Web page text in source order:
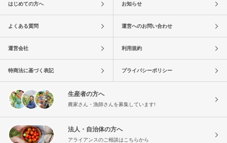
はじめての方へ お知らせ
よくある質問 運営へのお問い合わせ
運営会社 利用規約
特商法に基づく表記 プライバシーポリシー
生産者の方へ
農家さん・漁師さんを募集しています!
法人・自治体の方へ
アライアンスのご相談はこちらから